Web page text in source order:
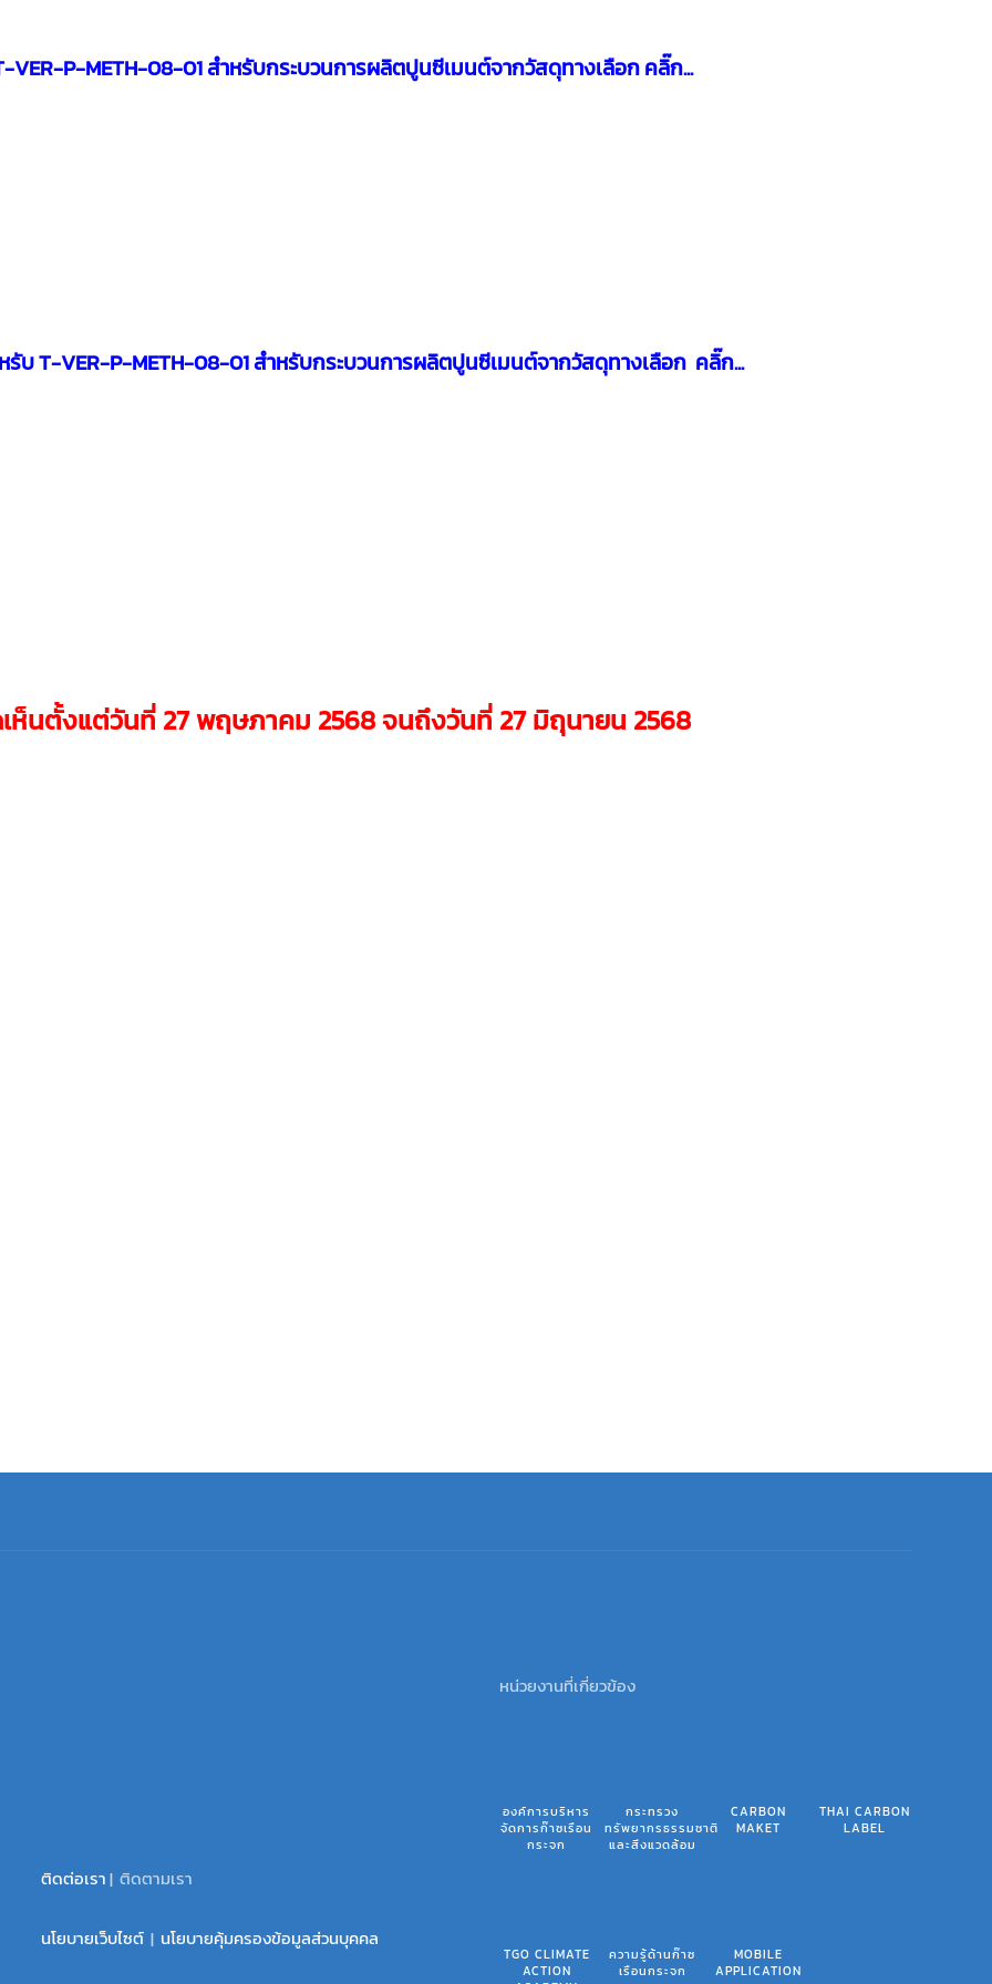
VER-P-METH-08-01 สำหรับกระบวนการผลิตปูนซีเมนต์จากวัสดุทางเลือกคลิ๊ก...
รับT-VER-P-METH-08-01 สำหรับกระบวนการผลิตปูนซีเมนต์จากวัสดุทางเลือก คลิ๊ก...
ห็นตั้งแต่วันที่ 27 พฤษภาคม 2568 จนถึงวันที่ 27 มิถุนายน 2568
ติดต่อเรา| ติดตามเรา
นโยบายเว็บไซต์ | นโยบายคุ้มครองข้อมูลส่วนบุคคล
หน่วยงานที่เกี่ยวข้อง
องค์การบริหาร
จัดการก๊าซเรือน
กระจก
กระทรวง
ทรัพยากรธรรมชาติ
และสิ่งแวดล้อม
CARBON
MAKET
THAI CARBON
LABEL
TGO CLIMATE
ACTION
ความรู้ด้านก๊าซ
เรือนกระจก
MOBILE
APPLICATION